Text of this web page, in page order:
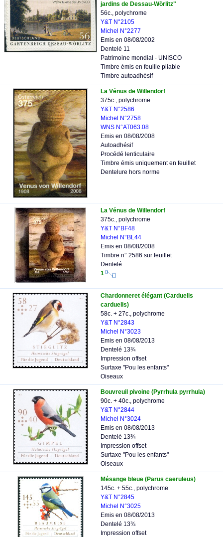
jardins de Dessau-Wörlitz"
56c., polychrome
Y&T N°2105
Michel N°2277
Emis en 08/08/2002
Dentelé 11
Patrimoine mondial - UNISCO
Timbre émis en feuille pliable
Timbre autoadhésif
La Vénus de Willendorf
375c., polychrome
Y&T N°2586
Michel N°2758
WNS N°AT063.08
Emis en 08/08/2008
Autoadhésif
Procédé lenticulaire
Timbre émis uniquement en feuillet
Dentelure hors norme
La Vénus de Willendorf
375c., polychrome
Y&T N°BF48
Michel N°BL44
Emis en 08/08/2008
Timbre n° 2586 sur feuillet
Dentelé
1
Chardonneret élégant (Carduelis
carduelis)
58c. + 27c., polychrome
Y&T N°2843
Michel N°3023
Emis en 08/08/2013
Dentelé 13¾
Impression offset
Surtaxe "Pou les enfants"
Oiseaux
Bouvreuil pivoine (Pyrrhula pyrrhula)
90c. + 40c., polychrome
Y&T N°2844
Michel N°3024
Emis en 08/08/2013
Dentelé 13¾
Impression offset
Surtaxe "Pou les enfants"
Oiseaux
Mésange bleue (Parus caeruleus)
145c. + 55c., polychrome
Y&T N°2845
Michel N°3025
Emis en 08/08/2013
Dentelé 13¾
Impression offset